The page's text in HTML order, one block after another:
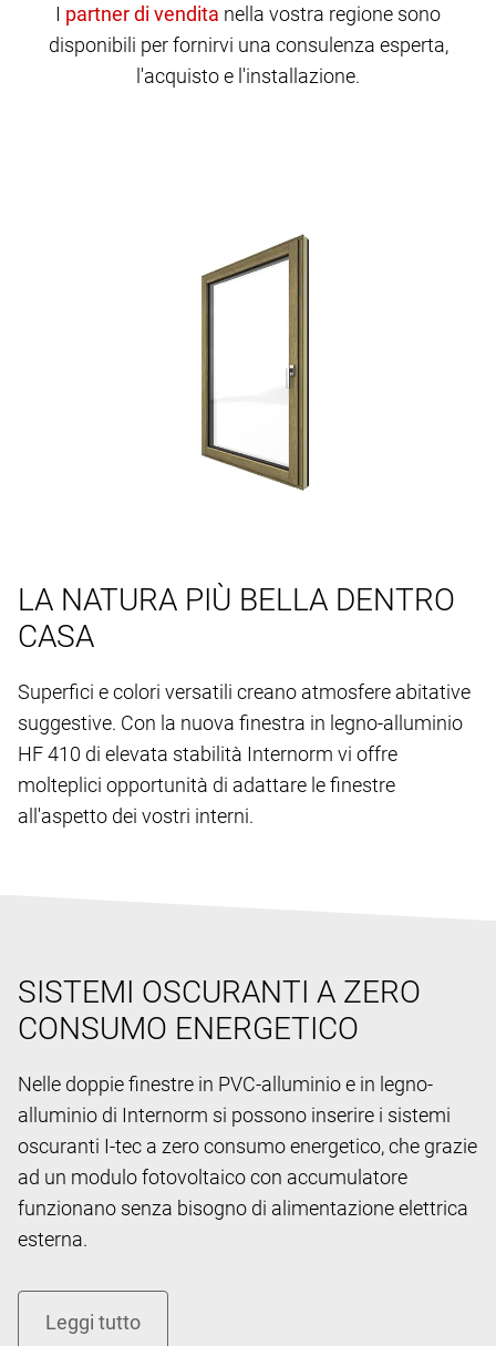
I
nella vostra regione sono
disponibili per fornirvi una consulenza esperta,
l'acquisto e l'installazione.
LA NATURA PIÙ BELLA DENTRO
CASA
Superfici e colori versatili creano atmosfere abitative
suggestive. Con la nuova finestra in legno-alluminio
HF 410 di elevata stabilità Internorm vi offre
molteplici opportunità di adattare le finestre
all'aspetto dei vostri interni.
SISTEMI OSCURANTI A ZERO
CONSUMO ENERGETICO
Nelle doppie finestre in PVC-alluminio e in legno-
alluminio di Internorm si possono inserire i sistemi
oscuranti I-tec a zero consumo energetico, che grazie
ad un modulo fotovoltaico con accumulatore
funzionano senza bisogno di alimentazione elettrica
esterna.